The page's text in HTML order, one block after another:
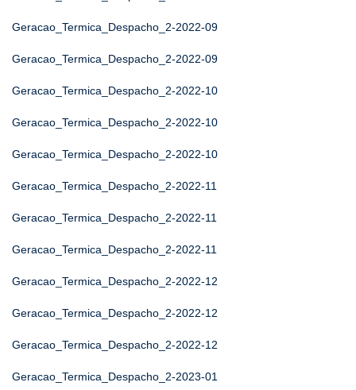
Geracao_Termica_Despacho_2-2022-09
Geracao_Termica_Despacho_2-2022-09
Geracao_Termica_Despacho_2-2022-10
Geracao_Termica_Despacho_2-2022-10
Geracao_Termica_Despacho_2-2022-10
Geracao_Termica_Despacho_2-2022-11
Geracao_Termica_Despacho_2-2022-11
Geracao_Termica_Despacho_2-2022-11
Geracao_Termica_Despacho_2-2022-12
Geracao_Termica_Despacho_2-2022-12
Geracao_Termica_Despacho_2-2022-12
Geracao_Termica_Despacho_2-2023-01